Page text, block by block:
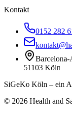
Kontakt
0152 282
Barcelona-
51103 Köln
SiGeKo Köln – ein
© 2026 Health and